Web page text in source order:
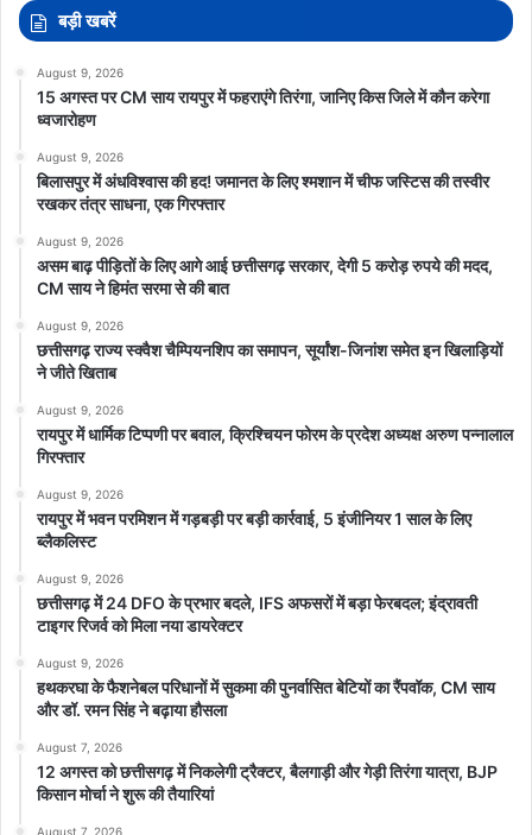
बड़ी खबरें
August 9, 2026
15 अगस्त पर CM साय रायपुर में फहराएंगे तिरंगा, जानिए किस जिले में कौन करेगा
ध्वजारोहण
August 9, 2026
बिलासपुर में अंधविश्वास की हद! जमानत के लिए श्मशान में चीफ जस्टिस की तस्वीर
रखकर तंत्र साधना, एक गिरफ्तार
August 9, 2026
असम बाढ़ पीड़ितों के लिए आगे आई छत्तीसगढ़ सरकार, देगी 5 करोड़ रुपये की मदद,
CM साय ने हिमंत सरमा से की बात
August 9, 2026
छत्तीसगढ़ राज्य स्क्वैश चैम्पियनशिप का समापन, सूर्यांश-जिनांश समेत इन खिलाड़ियों
ने जीते खिताब
August 9, 2026
रायपुर में धार्मिक टिप्पणी पर बवाल, क्रिश्चियन फोरम के प्रदेश अध्यक्ष अरुण पन्नालाल
गिरफ्तार
August 9, 2026
रायपुर में भवन परमिशन में गड़बड़ी पर बड़ी कार्रवाई, 5 इंजीनियर 1 साल के लिए
ब्लैकलिस्ट
August 9, 2026
छत्तीसगढ़ में 24 DFO के प्रभार बदले, IFS अफसरों में बड़ा फेरबदल; इंद्रावती
टाइगर रिजर्व को मिला नया डायरेक्टर
August 9, 2026
हथकरघा के फैशनेबल परिधानों में सुकमा की पुनर्वासित बेटियों का रैंपवॉक, CM साय
और डॉ. रमन सिंह ने बढ़ाया हौसला
August 7, 2026
12 अगस्त को छत्तीसगढ़ में निकलेगी ट्रैक्टर, बैलगाड़ी और गेड़ी तिरंगा यात्रा, BJP
किसान मोर्चा ने शुरू की तैयारियां
August 7, 2026